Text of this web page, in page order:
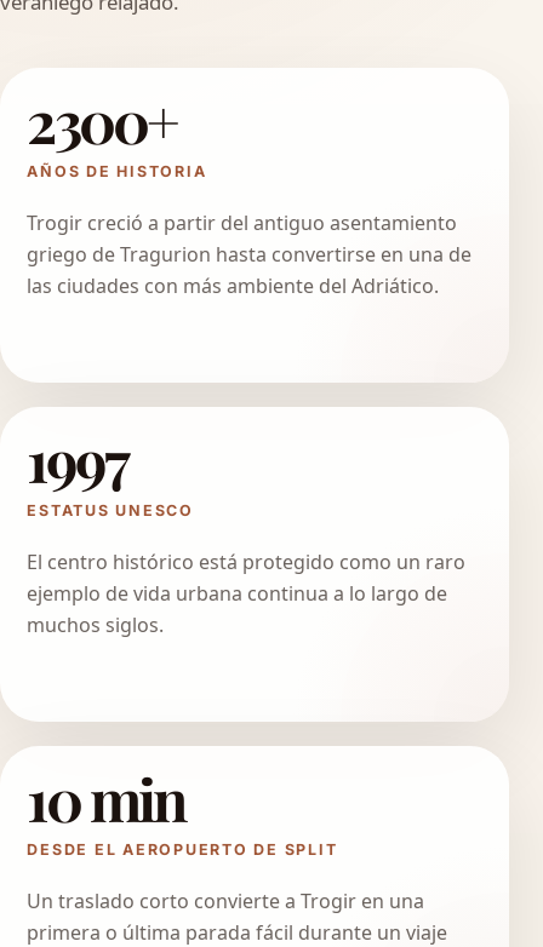
2300+
AÑOS DE HISTORIA
Trogir creció a partir del antiguo asentamiento
griego de Tragurion hasta convertirse en una de
las ciudades con más ambiente del Adriático.
1997
ESTATUS UNESCO
El centro histórico está protegido como un raro
ejemplo de vida urbana continua a lo largo de
muchos siglos.
10 min
DESDE EL AEROPUERTO DE SPLIT
Un traslado corto convierte a Trogir en una
primera o última parada fácil durante un viaje